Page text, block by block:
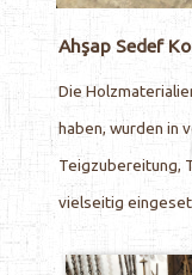
Ahşap Sedef
Die
haben, wurden in
Teigzubereitung,
vielseitig